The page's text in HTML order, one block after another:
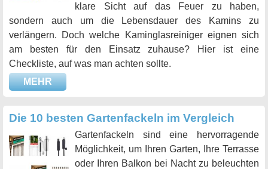
klare Sicht auf das Feuer zu haben,
sondern auch um die Lebensdauer des Kamins zu
verlängern. Doch welche Kaminglasreiniger eignen sich
am besten für den Einsatz zuhause? Hier ist eine
Checkliste, auf was man achten sollte.
MEHR
Die 10 besten Gartenfackeln im Vergleich
Gartenfackeln sind eine hervorragende
Möglichkeit, um Ihren Garten, Ihre Terrasse
oder Ihren Balkon bei Nacht zu beleuchten